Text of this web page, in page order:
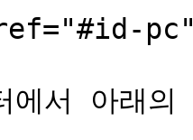
에서 아래